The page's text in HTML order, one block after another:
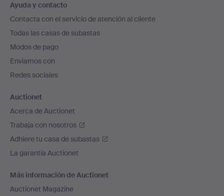
en
el
pie
de
página
Ayuda y contacto
Contacta con el servicio de atención al cliente
Todas las casas de subastas
Modos de pago
Enviamos con
Redes sociales
Auctionet
Acerca de Auctionet
Trabaja con nosotros
Adhiere tu casa de subastas
La garantía Auctionet
Más información de Auctionet
Auctionet Magazine